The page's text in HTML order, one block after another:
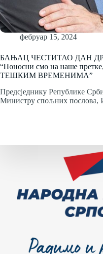
фебруар 15, 2024
БАЊАЦ ЧЕСТИТАО ДАН
“Поносни смо на наше
ТЕШКИМ ВРЕМЕНИМА”
Предсједнику Републике
Министру спољних